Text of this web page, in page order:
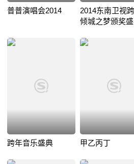
普普演唱会2014
2014东南卫视
倾城之梦颁奖
跨年音乐盛典 甲乙丙丁